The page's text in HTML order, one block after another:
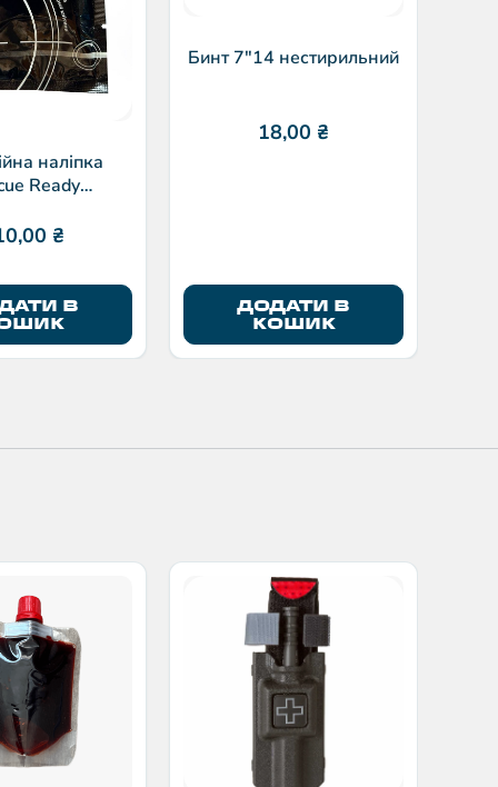
наліпка
Ready
₴
В
Бинт 7″14 нестирильний
18,00 ₴
ДОДАТИ В
КОШИК